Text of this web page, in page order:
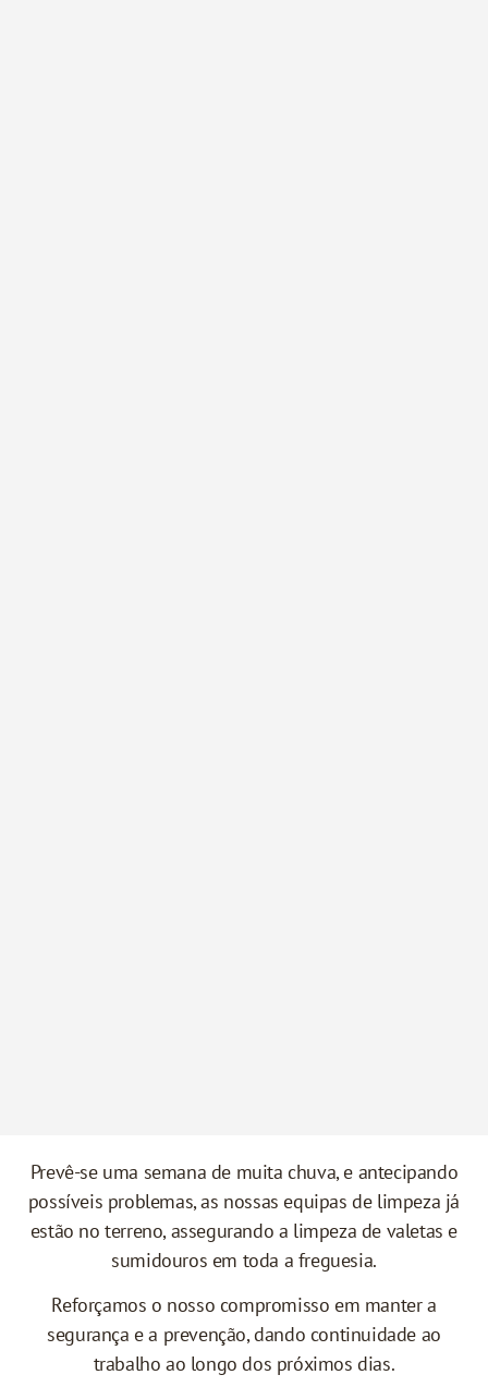
Prevê-se uma semana de muita chuva, e antecipando
possíveis problemas, as nossas equipas de limpeza já
estão no terreno, assegurando a limpeza de valetas e
sumidouros em toda a freguesia.
Reforçamos o nosso compromisso em manter a
segurança e a prevenção, dando continuidade ao
trabalho ao longo dos próximos dias.